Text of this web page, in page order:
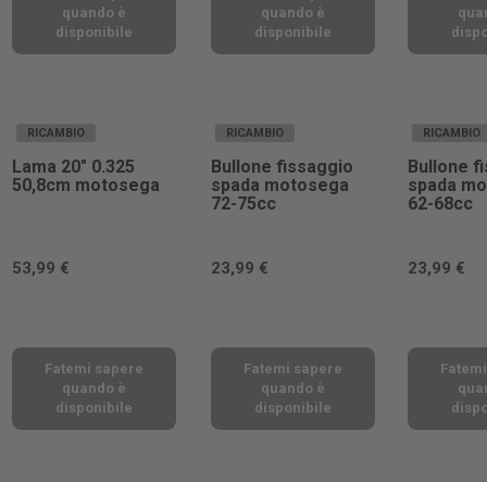
quando è
disponibile
quando è
disponibile
RICAMBIO
Lama 20" 0.325
50,8cm motosega
53,99 €
Fatemi sapere
quando è
disponibile
RICAMBIO
Bullone fissaggio
spada motosega
72-75cc
23,99 €
Fatemi sapere
quando è
disponibile
RICAMBIO
Bullone
spada
62-68cc
23,99 €